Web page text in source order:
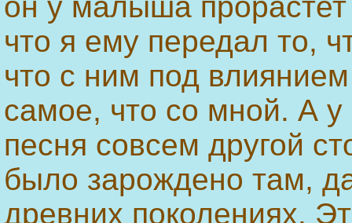
что я ему передал то,
что с ним под
самое, что со мной. А у
песня совсем другой
было зарождено там,
древних поколениях.